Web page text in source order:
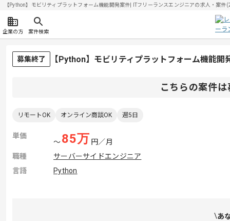
【Python】モビリティプラットフォーム機能開発案件| ITフリーランスエンジニアの求人・案
企業の方 案件検索
募集終了 【Python】モビリティプラットフォーム機能
こちらの案件
リモートOK オンライン商談OK 週5日
単価
〜85万 円／月
職種
サーバーサイドエンジニア
言語
Python
あ